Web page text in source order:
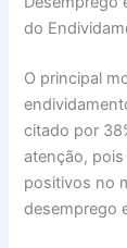
do
O principal
citado por
atenção,
positivos no
desemprego